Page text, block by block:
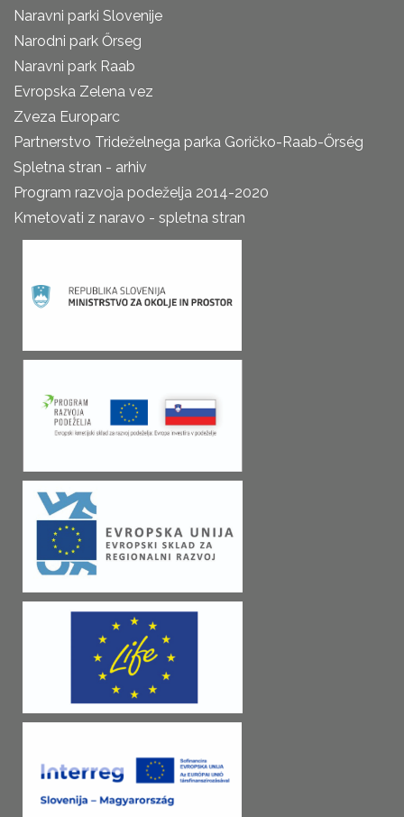
Naravni parki Slovenije
Narodni park Őrseg
Naravni park Raab
Evropska Zelena vez
Zveza Europarc
Partnerstvo Trideželnega parka Goričko-Raab-Őrség
Spletna stran - arhiv
Program razvoja podeželja 2014-2020
Kmetovati z naravo - spletna stran